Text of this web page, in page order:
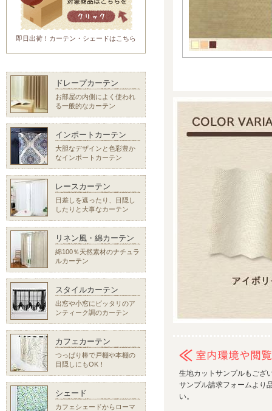
生地カットサンプルもござ
サンプル請求フォームより
い。
即日出荷！カーテン・シェードはこちら
ドレープカーテン
お部屋の内側によく使われ
る一般的なカーテン
インポートカーテン
大胆なデザインと色彩豊か
なインポートカーテン
レースカーテン
日差しを遮ったり、目隠し
したりと大事なカーテン
リネン風・綿カーテン
綿100％天然素材のナチュラ
ルカーテン
スタイルカーテン
出窓や小窓にピッタリのア
ンティーク調のカーテン
カフェカーテン
つっぱり棒で戸棚や本棚の
目隠しにもOK！
シェード
カフェシェードからローマ